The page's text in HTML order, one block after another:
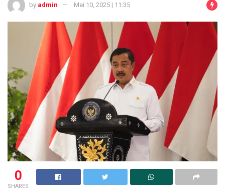
by admin Mei 10, 2025 | 11:35
0
SHARES